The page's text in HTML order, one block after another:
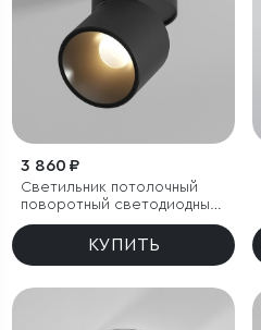
3 860 ₽
Светильник потолочный
поворотный светодиодный
Rolly 9W 3000K черный
КУПИТЬ